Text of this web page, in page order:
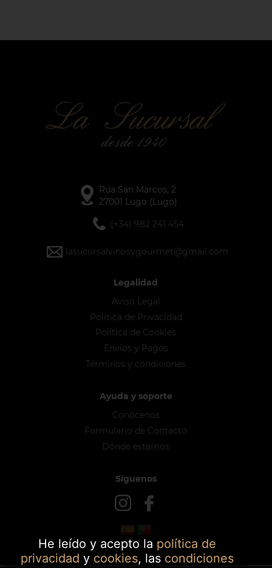
He leído y acepto la política de
privacidad y cookies, las condiciones
Rúa San Marcos, 2
27001 Lugo (Lugo)
(+34) 982 241 454
lasucursalvinosygourmet@gmail.com
Legalidad
Aviso Legal
Política de Privacidad
Política de Cookies
Envíos y Pagos
Términos y condiciones
Ayuda y soporte
Conócenos
Formulario de Contacto
Dónde estamos
Síguenos